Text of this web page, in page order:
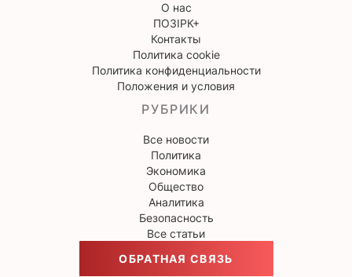
О нас
ПОЗІРК+
Контакты
Политика cookie
Политика конфиденциальности
Положения и условия
РУБРИКИ
Все новости
Политика
Экономика
Общество
Аналитика
Безопасность
Все статьи
ОБРАТНАЯ СВЯЗЬ